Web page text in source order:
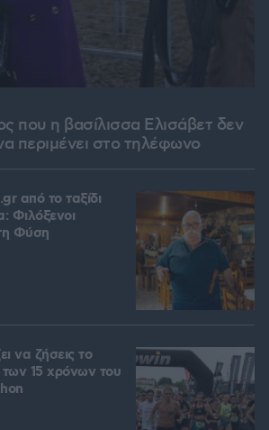
που η βασίλισσα Ελισάβετ δεν
περιμένει στο τηλέφωνο
από το ταξίδι
Φιλόξενοι
Φύση
να ζήσεις το
των 15 χρόνων του